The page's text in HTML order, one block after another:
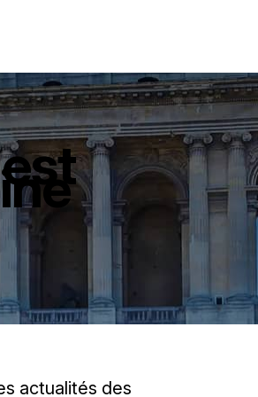
actualités des